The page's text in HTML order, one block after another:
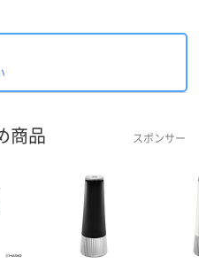
商品 スポンサー